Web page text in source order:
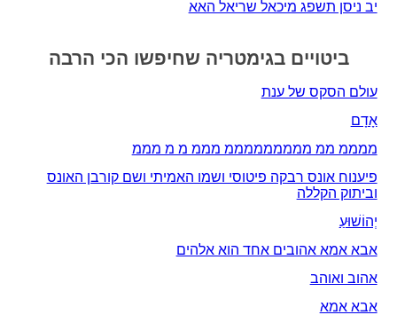
יב ניסן תשפג מיכאל שריאל האא
ביטויים בגימטריה שחיפשו הכי הרבה
עולם הסקס של ענת
אָדָם‎
ממממ ממ מממממממממ מממ מ מ מממ
פיענוח אונס רבקה פיטוסי ושמו האמיתי ושם קורבן האונס
וביתוק הקללה
יְהוֹשׁוּעַ
אבא אמא אהובים אחד הוא אלהים
אהוב ואוהב
אבא אמא